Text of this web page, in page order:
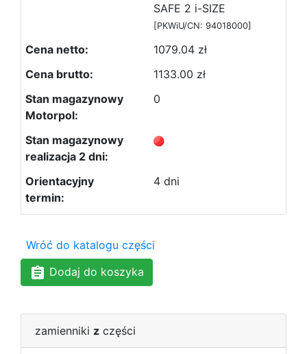
SAFE 2 i-SIZE
[PKWiU/CN: 94018000]
1079.04 zł
1133.00 zł
0
4 dni
Wróć do katalogu części
Dodaj do koszyka
zamienniki z części